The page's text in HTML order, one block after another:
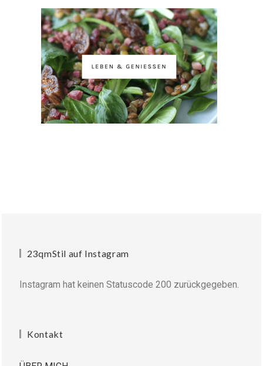
23qmStil auf Instagram
Instagram hat keinen Statuscode 200 zurückgegeben.
Kontakt